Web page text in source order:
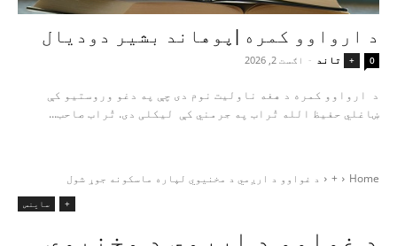
د ارواوو کمره |پوهاند بشیر دودیال
+ تاند - اګست 2, 2026 0
د ارواوو کمره د هغه ناولیت نوم دی چې په دغو وروستیو کې
ښاغلي حفیظ الله تُراب په جرمني کې لیکلی دی. تُراب صاحب...